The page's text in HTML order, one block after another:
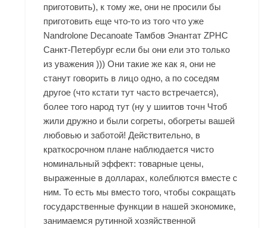
приготовить), к тому же, они не просили бы
приготовить еще что-то из того что уже
Nandrolone Decanoate Тамбов Энантат ZPHC
Санкт-Петербург если бы они ели это только
из уважения ))) Они такие же как я, они не
станут говорить в лицо одно, а по соседям
другое (что кстати тут часто встречается),
более того народ тут (ну у шиитов точн Чтоб
жили дружно и были согреты, обогреты вашей
любовью и заботой! Действительно, в
краткосрочном плане наблюдается чисто
номинальный эффект: товарные цены,
выраженные в долларах, колеблются вместе с
ним. То есть мы вместо того, чтобы сокращать
государственные функции в нашей экономике,
занимаемся рутинной хозяйственной